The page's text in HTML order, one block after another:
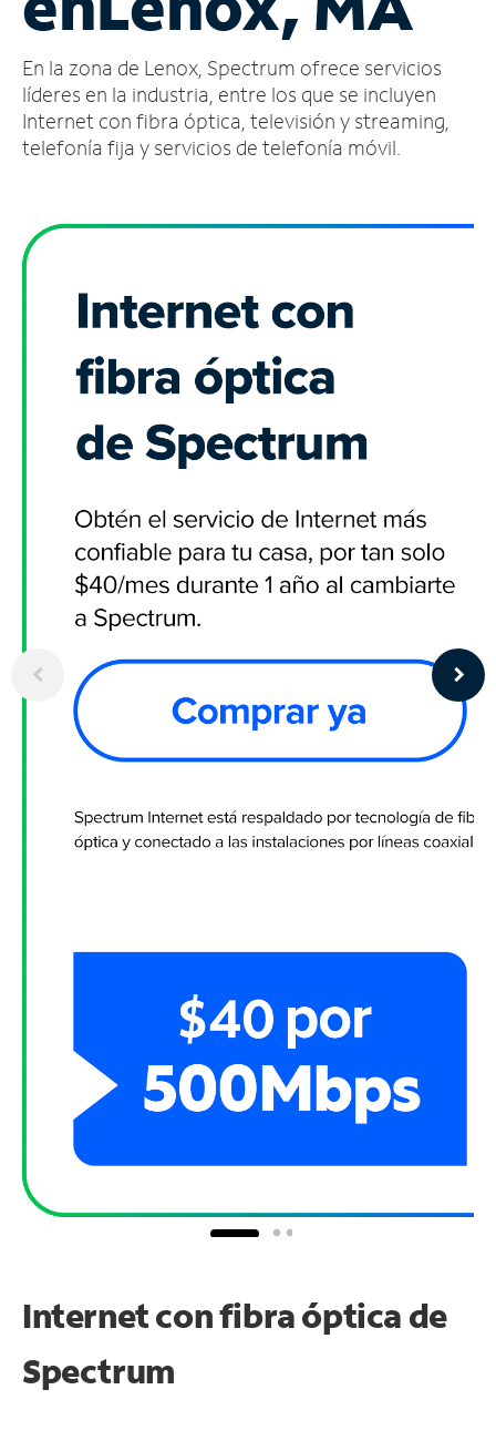
cuenta
Encuentra
una
tienda
En la zona de Lenox, Spectrum ofrece servicios
líderes en la industria, entre los que se incluyen
Internet con fibra óptica, televisión y streaming,
telefonía fija y servicios de telefonía móvil.
Internet con fibra óptica de
Spectrum